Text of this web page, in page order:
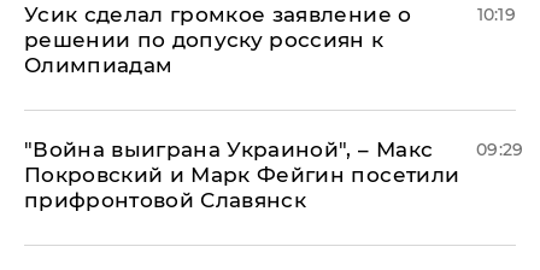
Усик сделал громкое заявление о
решении по допуску россиян к
Олимпиадам
10:19
"Война выиграна Украиной", – Макс
Покровский и Марк Фейгин посетили
прифронтовой Славянск
09:29